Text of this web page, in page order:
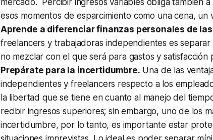
esos momentos de esparcimiento como una cena, un
Aprende a diferenciar finanzas personales de
freelancers y trabajadoras independientes es
no mezclar con el que será para gastos y satisfacción
Prepárate para la incertidumbre. Una de las
independientes y freelancers respecto a los
la libertad que se tiene en cuanto al manejo del
recibir ingresos superiores; sin embargo, uno de los
incertidumbre, por lo tanto, es importante estar